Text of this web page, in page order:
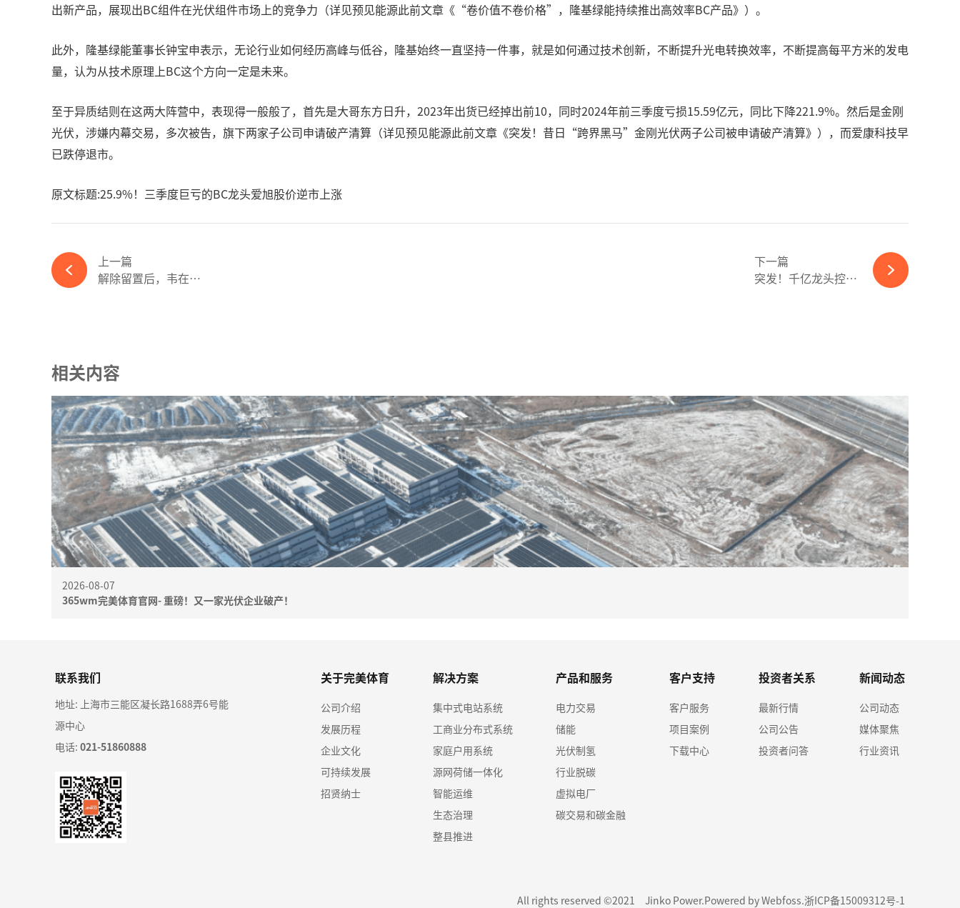
出新产品，展现出BC组件在光伏组件市场上的竞争力（详见预见能源此前文章《“卷价值不卷价格”，隆基绿能持续推出高效率BC产品》）。
此外，隆基绿能董事长钟宝申表示，无论行业如何经历高峰与低谷，隆基始终一直坚持一件事，就是如何通过技术创新，不断提升光电转换效率，不断提高每平方米的发电
量，认为从技术原理上BC这个方向一定是未来。
至于异质结则在这两大阵营中，表现得一般般了，首先是大哥东方日升，2023年出货已经掉出前10，同时2024年前三季度亏损15.59亿元，同比下降221.9%。然后是金刚
光伏，涉嫌内幕交易，多次被告，旗下两家子公司申请破产清算（详见预见能源此前文章《突发！昔日“跨界黑马”金刚光伏两子公司被申请破产清算》），而爱康科技早
已跌停退市。
原文标题:25.9%！三季度巨亏的BC龙头爱旭股价逆市上涨
上一篇
解除留置后，韦在胜能否拯救困境中的派能科技？-365wm完美体育官网
下一篇
突发！千亿龙头控股公司Maxeon组件被继续扣留-365wm完美体育官网
相关内容
2026-08-07
365wm完美体育官网- 重磅！又一家光伏企业破产！
联系我们
地址: 上海市三能区凝长路1688弄6号能
源中心
电话:021-51860888
关于完美体育
公司介绍
发展历程
企业文化
可持续发展
招贤纳士
解决方案
集中式电站系统
工商业分布式系统
家庭户用系统
源网荷储一体化
智能运维
生态治理
整县推进
产品和服务
电力交易
储能
光伏制氢
行业脱碳
虚拟电厂
碳交易和碳金融
客户支持
客户服务
项目案例
下载中心
投资者关系
最新行情
公司公告
投资者问答
新闻动态
公司动态
媒体聚焦
行业资讯
All rights reserved ©2021 Jinko Power.Powered by Webfoss.浙ICP备15009312号-1